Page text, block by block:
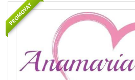
PROMOVAT